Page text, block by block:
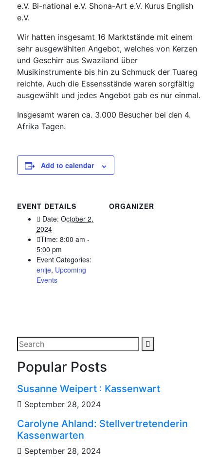
e.V. Bi-national e.V. Shona-Art e.V. Kurus English
e.V.
Wir hatten insgesamt 16 Marktstände mit einem
sehr ausgewählten Angebot, welches von Kerzen
und Geschirr aus Swaziland über
Musikinstrumente bis hin zu Schmuck der Tuareg
reichte. Auch die Essensstände waren sorgfältig
ausgewählt und jedes Angebot gab es nur einmal.
Insgesamt waren ca. 3.000 Besucher bei den 4.
Afrika Tagen.
Add to calendar
EVENT DETAILS
Date: October 2,
2024
Time: 8:00 am -
5:00 pm
Event Categories:
enije, Upcoming
Events
ORGANIZER
Popular Posts
Susanne Weipert : Kassenwart
September 28, 2024
Carolyne Ahland: Stellvertretenderin
Kassenwarten
September 28, 2024